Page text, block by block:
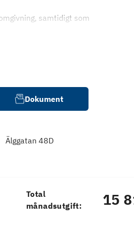
samtidigt som
Dokument
Älggatan 48D
Total
månadsutgift:
15